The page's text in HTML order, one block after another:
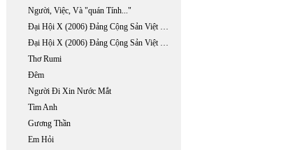
Người, Việc, Và "quán Tính..."
Đại Hội X (2006) Đảng Cộng Sản Việt Nam:một Đại Hội Tiền Chế (phần 1)
Đại Hội X (2006) Đảng Cộng Sản Việt Nam:một Đại Hội Tiền Chế (phần 2)
Thơ Rumi
Đêm
Người Đi Xin Nước Mắt
Tìm Anh
Gương Thần
Em Hỏi